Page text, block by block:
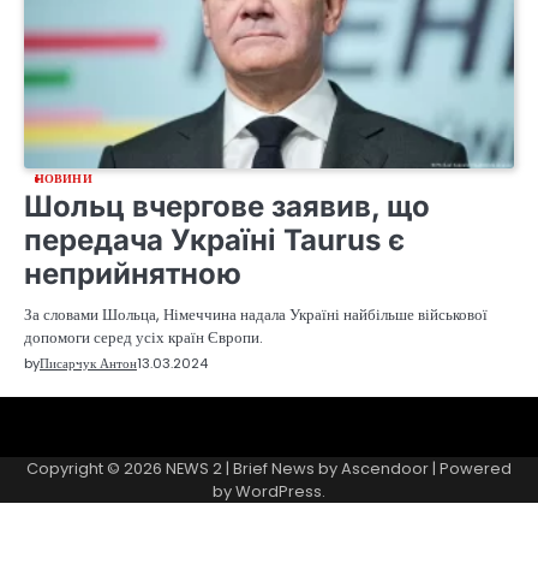
НОВИНИ
Шольц вчергове заявив, що
передача Україні Taurus є
неприйнятною
За словами Шольца, Німеччина надала Україні найбільше військової
допомоги серед усіх країн Європи.
byПисарчук Антон13.03.2024
Page
Copyright © 2026 NEWS 2| Brief News byAscendoor| Powered
byWordPress.